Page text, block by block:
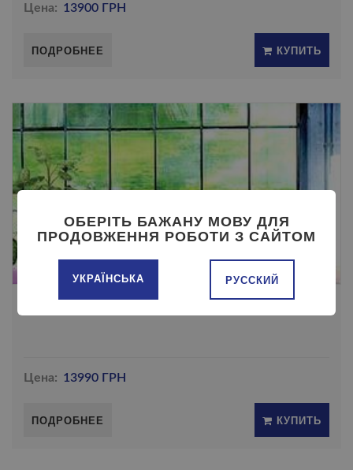
Цена: 13900 ГРН
ПОДРОБНЕЕ КУПИТЬ
Цена: 13990 ГРН
ПОДРОБНЕЕ КУПИТЬ
ОБЕРІТЬ БАЖАНУ МОВУ ДЛЯ
ПРОДОВЖЕННЯ РОБОТИ З САЙТОМ
УКРАЇНСЬКА РУССКИЙ